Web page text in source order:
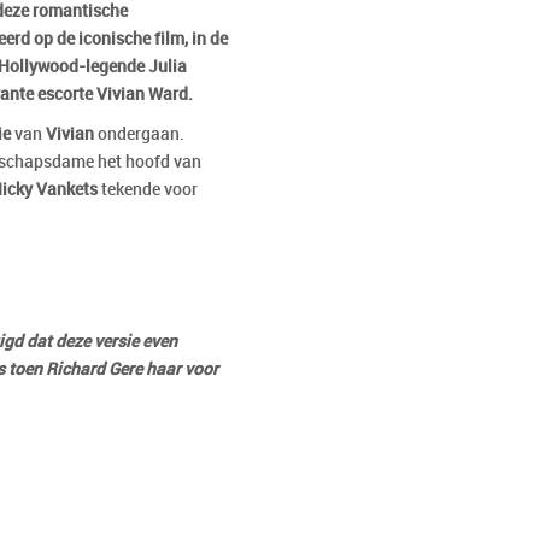
romantische
op de iconische film, in de
legende Julia
escorte Vivian Ward.
van Vivian ondergaan.
het hoofd van
Vanketstekende voor
dat deze versie even
Richard Gere haar voor